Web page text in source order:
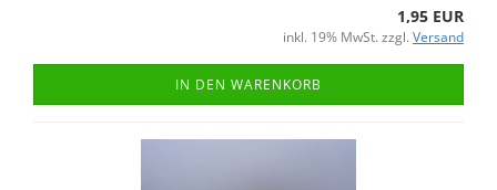
1,95 EUR
inkl. 19% MwSt. zzgl. Versand
IN DEN WARENKORB